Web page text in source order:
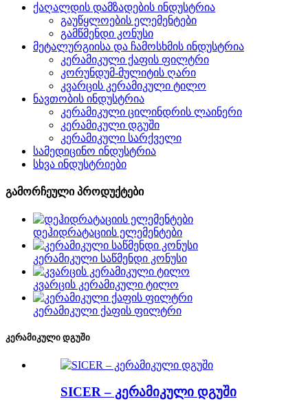
ქაღალდის დამზადების ინდუსტრია
გაუწყლოების ელემენტები
გამწმენდი კონუსი
მეტალურგიისა და ჩამოსხმის ინდუსტრია
კერამიკული ქაფის ფილტრი
კორუნდუმ-მულიტის ღარი
კვარცის კერამიკული ტილო
ნავთობის ინდუსტრია
კერამიკული ცილინდრის ლაინერი
კერამიკული დგუში
კერამიკული სარქველი
სამედიცინო ინდუსტრია
სხვა ინდუსტრიები
გამორჩეული პროდუქტები
დეჰიდრატაციის ელემენტები
კერამიკული საწმენდი კონუსი
კვარცის კერამიკული ტილო
კერამიკული ქაფის ფილტრი
კერამიკული დგუში
SICER – კერამიკული დგუში